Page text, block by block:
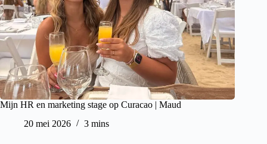
Mijn HR en marketing stage op Curacao | Maud
20 mei 2026
3 mins